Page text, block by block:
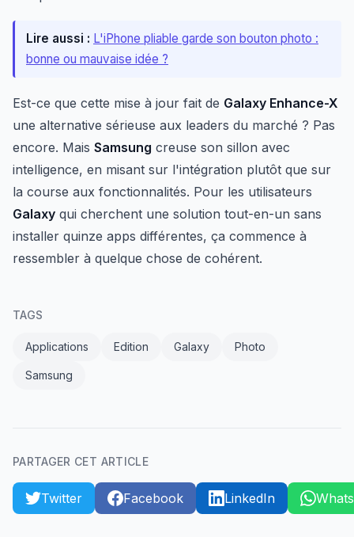
Lire aussi : L'iPhone pliable garde son bouton photo :
bonne ou mauvaise idée ?
Est-ce que cette mise à jour fait de Galaxy Enhance-X
une alternative sérieuse aux leaders du marché ? Pas
encore. Mais Samsung creuse son sillon avec
intelligence, en misant sur l'intégration plutôt que sur
la course aux fonctionnalités. Pour les utilisateurs
Galaxy qui cherchent une solution tout-en-un sans
installer quinze apps différentes, ça commence à
ressembler à quelque chose de cohérent.
TAGS
Applications Edition Galaxy Photo
Samsung
PARTAGER CET ARTICLE
Twitter Facebook LinkedIn